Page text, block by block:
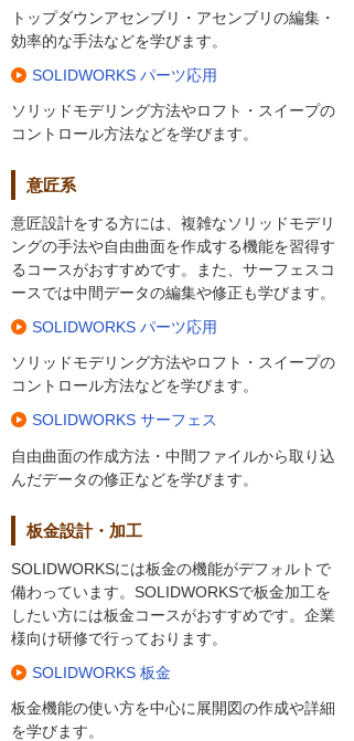
トップダウンアセンブリ・アセンブリの編集・
効率的な手法などを学びます。
SOLIDWORKS パーツ応用
ソリッドモデリング方法やロフト・スイープの
コントロール方法などを学びます。
意匠系
意匠設計をする方には、複雑なソリッドモデリ
ングの手法や自由曲面を作成する機能を習得す
るコースがおすすめです。また、サーフェスコ
ースでは中間データの編集や修正も学びます。
SOLIDWORKS パーツ応用
ソリッドモデリング方法やロフト・スイープの
コントロール方法などを学びます。
SOLIDWORKS サーフェス
自由曲面の作成方法・中間ファイルから取り込
んだデータの修正などを学びます。
板金設計・加工
SOLIDWORKSには板金の機能がデフォルトで
備わっています。SOLIDWORKSで板金加工を
したい方には板金コースがおすすめです。企業
様向け研修で行っております。
SOLIDWORKS 板金
板金機能の使い方を中心に展開図の作成や詳細
を学びます。